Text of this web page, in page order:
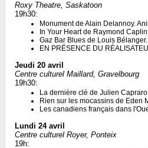
Roxy Theatre, Saskatoon
19h30:
Monument de Alain Delannoy.
In Your Heart de Raymond
Gaz Bar Blues de Louis
EN PRÉSENCE DU
Jeudi 20 avril
Centre culturel Maillard, Gravelbourg
19h30:
La dernière clé de Julien
Rien sur les mocassins de Eden
Les canadiens français dans
Lundi 24 avril
Centre culturel Royer, Ponteix
19h: